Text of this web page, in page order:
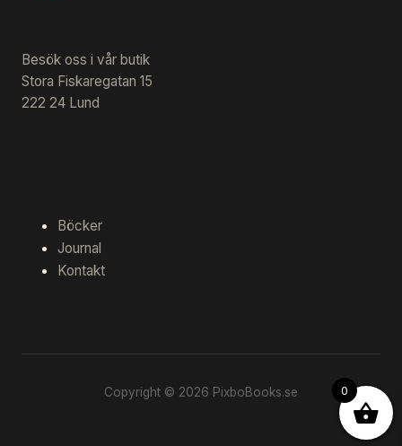
Besök oss i vår butik
Stora Fiskaregatan 15
222 24 Lund
Böcker
Journal
Kontakt
Copyright © 2026 PixboBooks.se 0